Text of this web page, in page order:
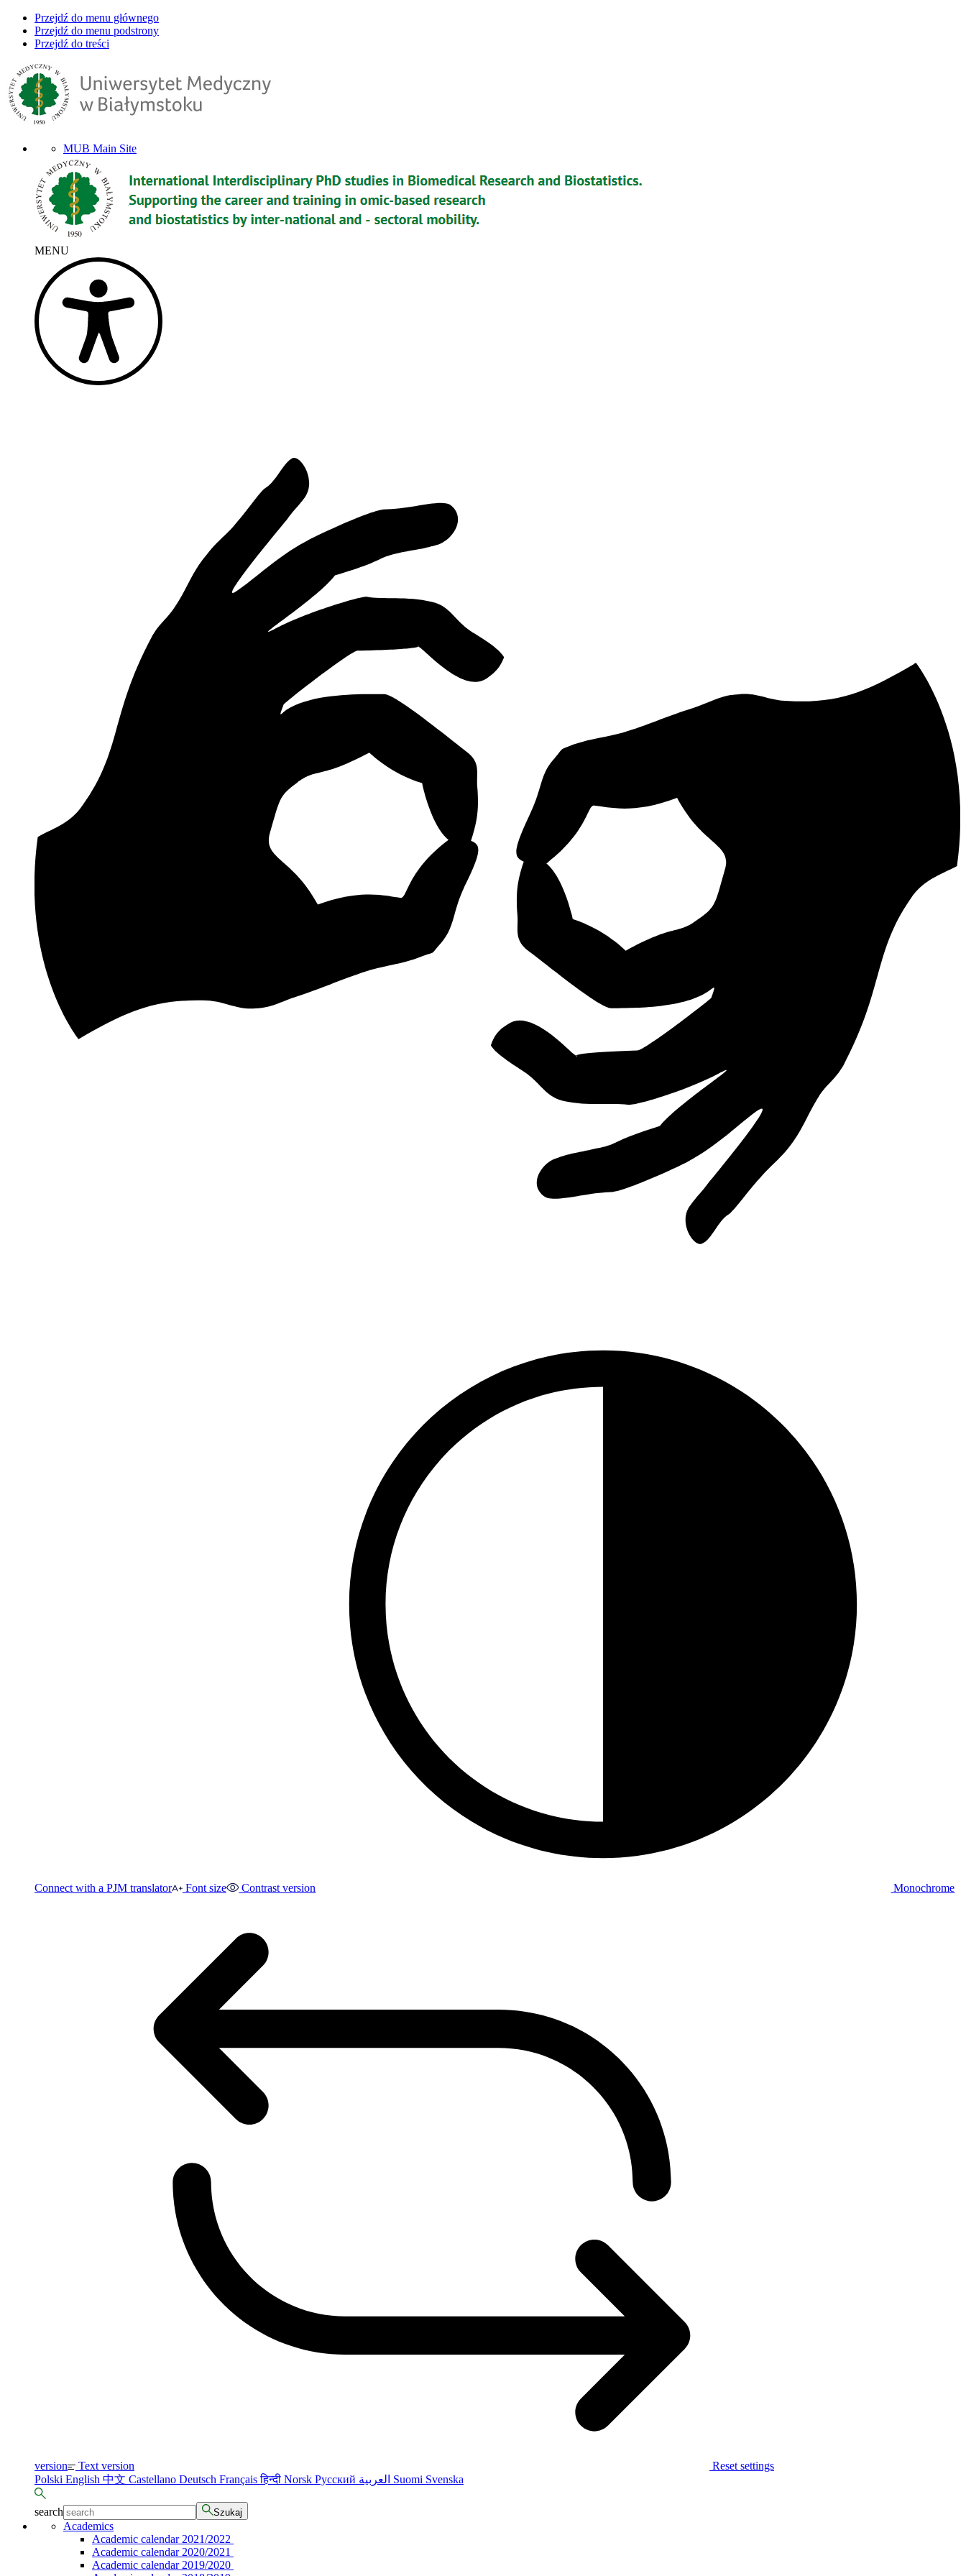
Przejdź do menu głównego
Przejdź do menu podstrony
Przejdź do treści
MUB Main Site
MENU
Connect with a PJM translator Font size Contrast version Monochrome
version Text version
Reset settings
Polski English 中文 Castellano Deutsch Françaisहिन्दी Norsk Русский Suomi Svenska
search Szukaj
Academics
Academic calendar 2021/2022
Academic calendar 2020/2021
Academic calendar 2019/2020